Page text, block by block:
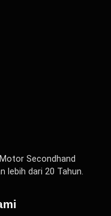
Secondhand
lebih dari 20 Tahun.